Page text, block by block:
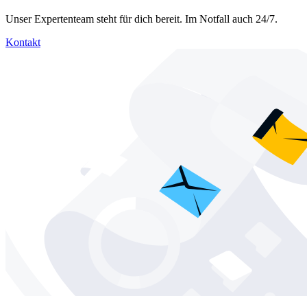
Unser Expertenteam steht für dich bereit. Im Notfall auch 24/7.
Kontakt